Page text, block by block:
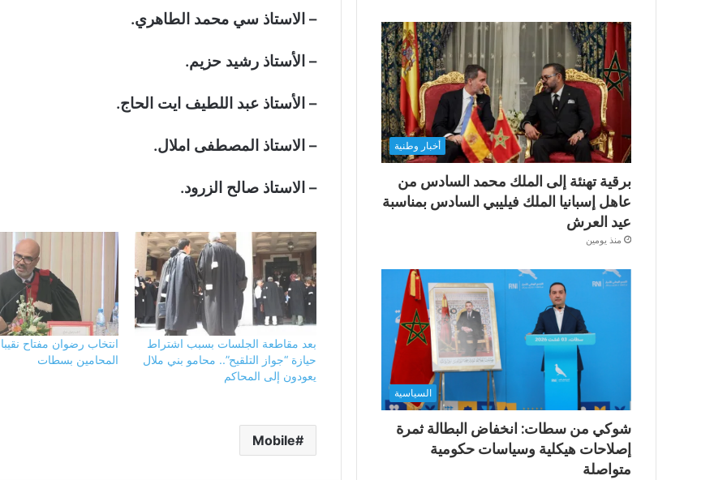
– الاستاذ سي محمد الطاهري.
– الأستاذ رشيد حزيم.
– الأستاذ عبد اللطيف ايت الحاج.
– الاستاذ المصطفى املال.
– الاستاذ صالح الزرود.
بعد مقاطعة الجلسات بسبب اشتراط
حيازة “جواز التلقيح”.. محامو بني ملال
يعودون إلى المحاكم
انتخاب رضوان مفتاح نقيبا
المحامين بسطات
Mobile
أخبار وطنية
برقية تهنئة إلى الملك محمد السادس من
عاهل إسبانيا الملك فيليبي السادس بمناسبة
عيد العرش
منذ يومين
السياسية
شوكي من سطات: انخفاض البطالة ثمرة
إصلاحات هيكلية وسياسات حكومية
متواصلة